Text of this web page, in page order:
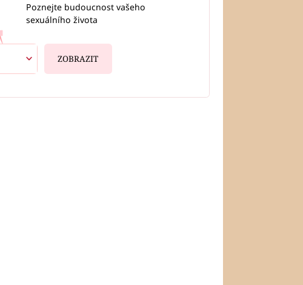
Poznejte budoucnost vašeho
sexuálního života
ZOBRAZIT